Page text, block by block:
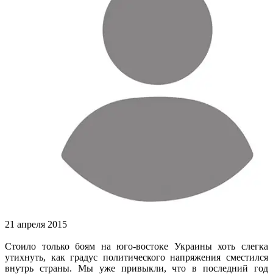
21 апреля 2015
Стоило только боям на юго-востоке Украины хоть слегка
утихнуть, как градус политического напряжения сместился
внутрь страны. Мы уже привыкли, что в последний год